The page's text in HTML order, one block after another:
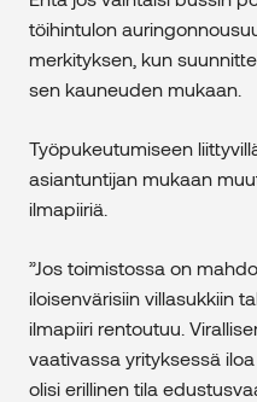
töihintulon
merkityksen, kun
sen kauneuden mukaan.
Työpukeutumiseen
asiantuntijan mukaan
ilmapiiriä.
”Jos toimistossa on
iloisenvärisiin villasukkiin
ilmapiiri rentoutuu.
vaativassa yrityksessä
olisi erillinen tila